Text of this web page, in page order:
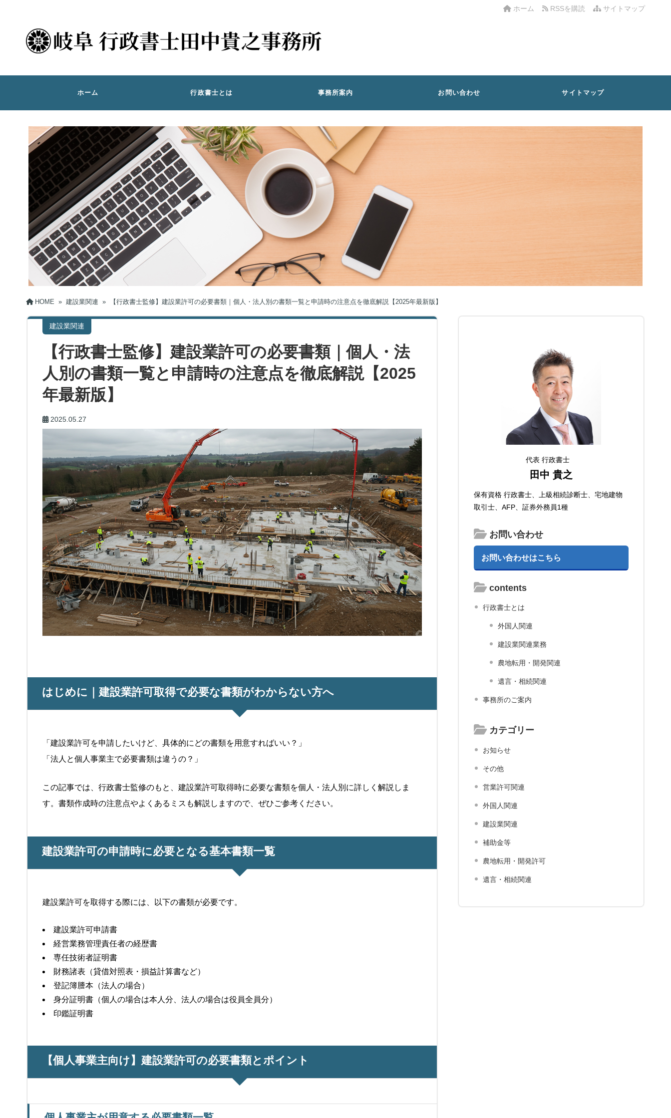
サイトマップ
RSSを購読
ホーム
ホーム 行政書士とは 事務所案内 お問い合わせ サイトマップ
HOME » 建設業関連 » 【行政書士監修】建設業許可の必要書類｜個人・法人別の書類一覧と申請時の注意点を徹底解説【2025年最新版】
建設業関連
【行政書士監修】建設業許可の必要書類｜個人・法
人別の書類一覧と申請時の注意点を徹底解説【2025
年最新版】
2025.05.27
はじめに｜建設業許可取得で必要な書類がわからない方へ
「建設業許可を申請したいけど、具体的にどの書類を用意すればいい？」
「法人と個人事業主で必要書類は違うの？」
この記事では、行政書士監修のもと、建設業許可取得時に必要な書類を個人・法人別に詳しく解説しま
す。書類作成時の注意点やよくあるミスも解説しますので、ぜひご参考ください。
建設業許可の申請時に必要となる基本書類一覧
建設業許可を取得する際には、以下の書類が必要です。
建設業許可申請書
経営業務管理責任者の経歴書
専任技術者証明書
財務諸表（貸借対照表・損益計算書など）
登記簿謄本（法人の場合）
身分証明書（個人の場合は本人分、法人の場合は役員全員分）
印鑑証明書
【個人事業主向け】建設業許可の必要書類とポイント
代表 行政書士
田中 貴之
保有資格 行政書士、上級相続診断士、宅地建物
取引士、AFP、証券外務員1種
お問い合わせ
お問い合わせはこちら
contents
行政書士とは
外国人関連
建設業関連業務
農地転用・開発関連
遺言・相続関連
事務所のご案内
カテゴリー
お知らせ
その他
営業許可関連
外国人関連
建設業関連
補助金等
農地転用・開発許可
遺言・相続関連